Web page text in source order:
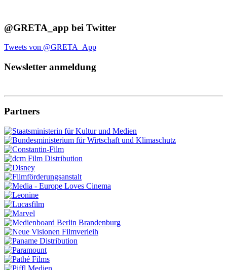
@GRETA_app bei Twitter
Tweets von @GRETA_App
Newsletter anmeldung
Partners